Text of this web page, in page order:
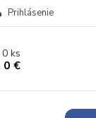
Prihlásenie
0ks
0 €